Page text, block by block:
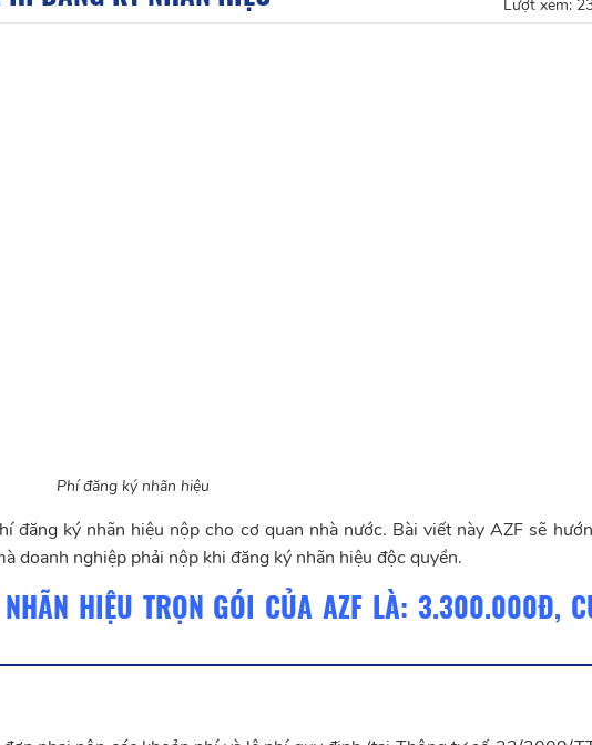
Lượt xem:
Phí đăng ký nhãn hiệu
đăng ký nhãn hiệu nộp cho cơ quan nhà nước. Bài viết này AZF sẽ
doanh nghiệp phải nộp khi đăng ký nhãn hiệu độc quyền.
HIỆU TRỌN GÓI CỦA AZF LÀ: 3.300.000Đ,